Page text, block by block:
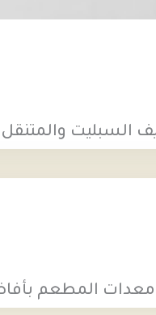
السبليت
المطعم